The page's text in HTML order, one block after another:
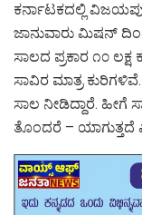
ಕರ್ನಾಟಕದಲ್ಲಿ
ಜಾನುವಾರು ಮಿಷನ್
ಸಾಲದ ಪ್ರಕಾರ ೧೦
ಸಾವಿರ ಮಾತ್ರ
ಸಾಲ ನೀಡಿದ್ದಾರೆ.
ತೊಂದರೆ – ಯಾಗುತ್ತದೆ